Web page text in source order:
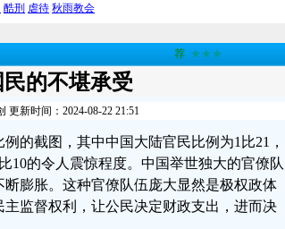
酷刑 虐待 秋雨教会
荐 ★★★
的不堪承受
更新时间：2024-08-22 21:51
的截图，其中中国大陆官民比例为1比21，
10的令人震惊程度。中国举世独大的官僚队
膨胀。这种官僚队伍庞大显然是极权政体
监督权利，让公民决定财政支出，进而决